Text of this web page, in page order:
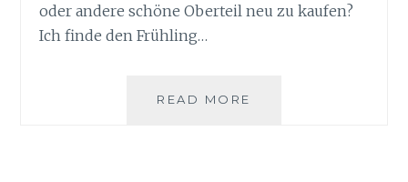
oder andere schöne Oberteil neu zu kaufen?
Ich finde den Frühling…
READ MORE